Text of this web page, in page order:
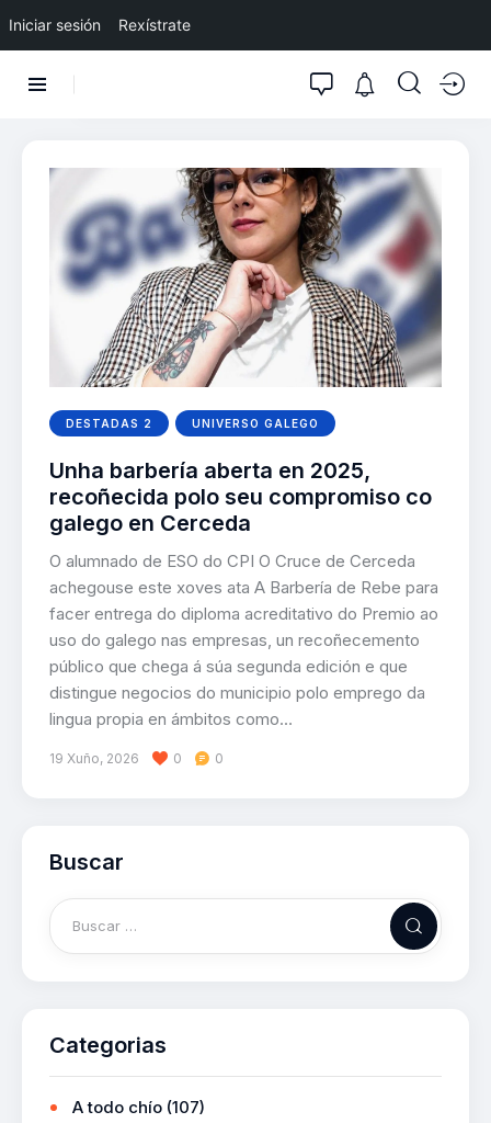
Iniciar sesión Rexístrate
DESTADAS 2 UNIVERSO GALEGO
Unha barbería aberta en 2025,
recoñecida polo seu compromiso co
galego en Cerceda
O alumnado de ESO do CPI O Cruce de Cerceda
achegouse este xoves ata A Barbería de Rebe para
facer entrega do diploma acreditativo do Premio ao
uso do galego nas empresas, un recoñecemento
público que chega á súa segunda edición e que
distingue negocios do municipio polo emprego da
lingua propia en ámbitos como…
19 Xuño, 2026 0 0
Buscar
Categorias
A todo chío (107)